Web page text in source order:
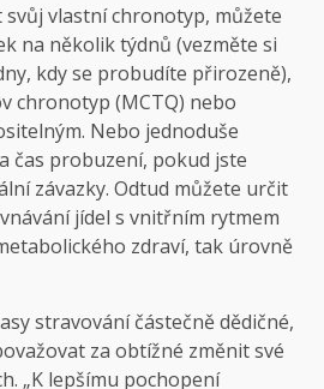
svůj vlastní chronotyp, můžete
na několik týdnů (vezměte si
kdy se probudíte přirozeně),
chronotyp (MCTQ) nebo
Nebo jednoduše
čas probuzení, pokud jste
závazky. Odtud můžete určit
jídel s vnitřním rytmem
zdraví, tak úrovně
stravování částečně dědičné,
za obtížné změnit své
„K lepšímu pochopení